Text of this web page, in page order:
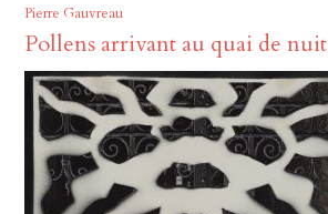
Pierre Gauvreau
Pollens arrivant au quai de nuit